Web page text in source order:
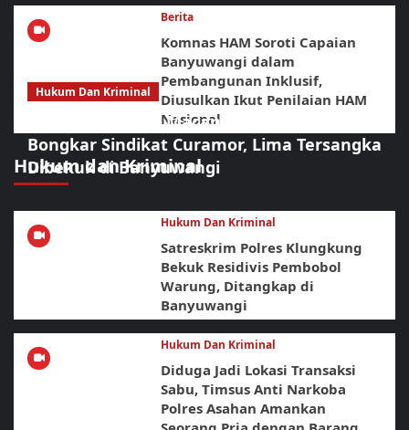
Berita
Komnas HAM Soroti Capaian
Banyuwangi dalam
Pembangunan Inklusif,
Diusulkan Ikut Penilaian HAM
Nasional
Hukum dan Kriminal
Hukum Dan Kriminal
Sikat Habis! URC Macan Blambangan
Bongkar Sindikat Curamor, Lima Tersangka
Dibekuk di Banyuwangi
Hukum Dan Kriminal
Satreskrim Polres Klungkung
Bekuk Residivis Pembobol
Warung, Ditangkap di
Banyuwangi
Hukum Dan Kriminal
Diduga Jadi Lokasi Transaksi
Sabu, Timsus Anti Narkoba
Polres Asahan Amankan